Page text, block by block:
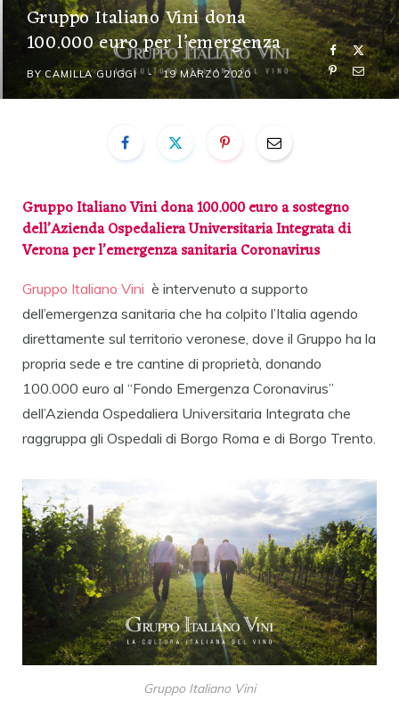
Gruppo Italiano Vini dona
100.000 euro per l’emergenza
BY CAMILLA GUIGGI 19 MARZO 2020
Gruppo Italiano Vini dona 100.000 euroa sostegno
dell’Azienda Ospedaliera Universitaria Integratadi
Verona per l’emergenza sanitaria Coronavirus
Gruppo Italiano Vini è intervenuto a supporto
dell’emergenza sanitaria che ha colpito l’Italia agendo
direttamente sul territorio veronese, dove il Gruppo ha la
propria sede e tre cantine di proprietà, donando
100.000 euro al “Fondo Emergenza Coronavirus”
dell’Azienda Ospedaliera Universitaria Integrata che
raggruppa gli Ospedali di Borgo Roma e di Borgo Trento.
Gruppo Italiano Vini